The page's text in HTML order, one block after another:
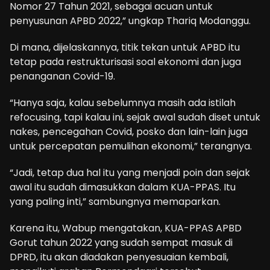
Nomor 27 Tahun 2021, sebagai acuan untuk
penyusunan APBD 2022,” ungkap Thariq Modanggu.
Di mana, dijelaskannya, titik tekan untuk APBD itu
tetap pada restrukturisasi soal ekonomi dan juga
penanganan Covid-19.
“Hanya saja, kalau sebelumnya masih ada istilah
refocusing, tapi kalau ini, sejak awal sudah diset untuk
nakes, pencegahan Covid, posko dan lain-lain juga
untuk percepatan pemulihan ekonomi,” terangnya.
“Jadi, tetap dua hal itu yang menjadi poin dan sejak
awal itu sudah dimasukkan dalam KUA-PPAS. Itu
yang paling inti,” sambungnya memaparkan.
Karena itu, Wabup mengatakan, KUA-PPAS APBD
Gorut tahun 2022 yang sudah sempat masuk di
DPRD, itu akan diadakan penyesuaian kembali,